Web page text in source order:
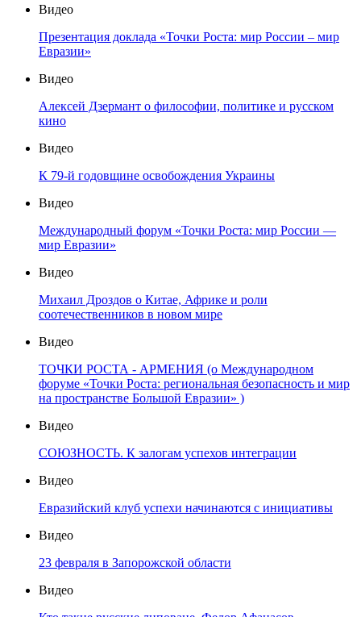
Видео
Презентация доклада «Точки Роста: мир России – мир
Евразии»
Видео
Алексей Дзермант о философии, политике и русском
кино
Видео
К 79-й годовщине освобождения Украины
Видео
Международный форум «Точки Роста: мир России —
мир Евразии»
Видео
Михаил Дроздов о Китае, Африке и роли
соотечественников в новом мире
Видео
ТОЧКИ РОСТА - АРМЕНИЯ (о Международном
форуме «Точки Роста: региональная безопасность и мир
на пространстве Большой Евразии» )
Видео
СОЮЗНОСТЬ. К залогам успехов интеграции
Видео
Евразийский клуб успехи начинаются с инициативы
Видео
23 февраля в Запорожской области
Видео